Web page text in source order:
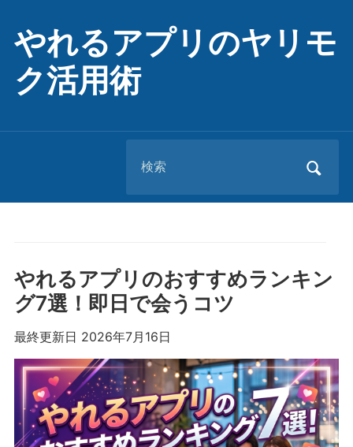
やれるアプリのヤリモ
ク活用術
for:
やれるアプリのおすすめランキン
グ7選！即日で会うコツ
最終更新日 2026年7月16日